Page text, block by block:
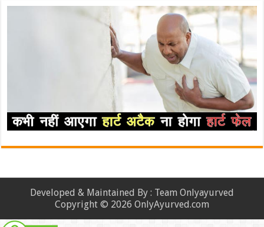
Developed & Maintained By : Team Onlyayurved
Copyright © 2026 OnlyAyurved.com